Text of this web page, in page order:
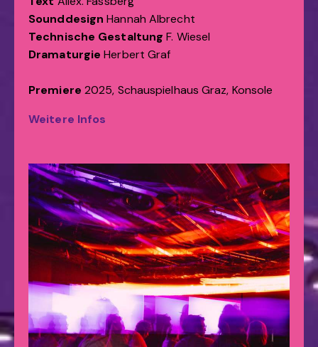
Sounddesign Hannah Albrecht
Technische Gestaltung F. Wiesel
Dramaturgie Herbert Graf
Premiere 2025, Schauspielhaus Graz, Konsole
Weitere Infos